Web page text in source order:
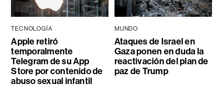
TECNOLOGÍA
Apple retiró
temporalmente
Telegram de su App
Store por contenido de
abuso sexual infantil
MUNDO
Ataques de Israel en
Gaza ponen en duda la
reactivación del plan de
paz de Trump